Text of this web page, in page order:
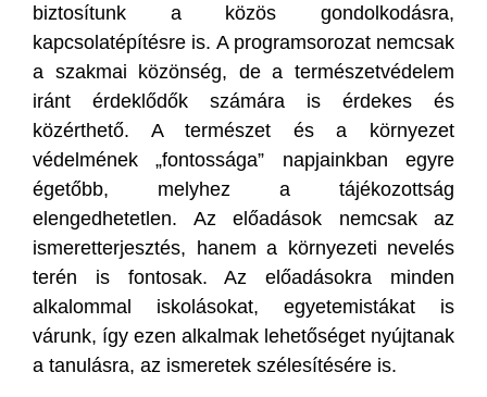
biztosítunk a közös gondolkodásra,
kapcsolatépítésre is. A programsorozat nemcsak
a szakmai közönség, de a természetvédelem
iránt érdeklődők számára is érdekes és
közérthető. A természet és a környezet
védelmének „fontossága” napjainkban egyre
égetőbb, melyhez a tájékozottság
elengedhetetlen. Az előadások nemcsak az
ismeretterjesztés, hanem a környezeti nevelés
terén is fontosak. Az előadásokra minden
alkalommal iskolásokat, egyetemistákat is
várunk, így ezen alkalmak lehetőséget nyújtanak
a tanulásra, az ismeretek szélesítésére is.